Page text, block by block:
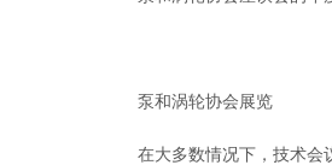
泵和涡轮协会展览
在大多数情况下，技术会